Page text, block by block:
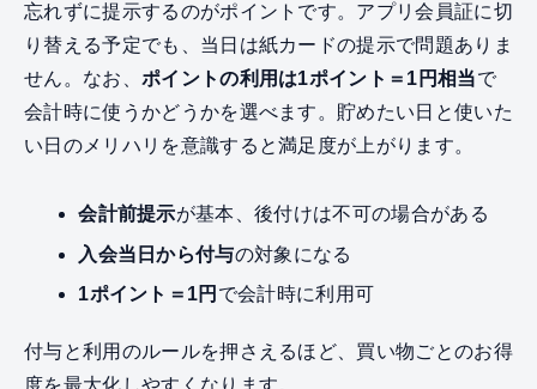
忘れずに提示するのがポイントです。アプリ会員証に切
り替える予定でも、当日は紙カードの提示で問題ありま
せん。なお、 ポイントの利用は1ポイント＝1円相当で
会計時に使うかどうかを選べます。貯めたい日と使いた
い日のメリハリを意識すると満足度が上がります。
会計前提示が基本、後付けは不可の場合がある
入会当日から付与の対象になる
1ポイント＝1円 で会計時に利用可
付与と利用のルールを押さえるほど、買い物ごとのお得
度を最大化しやすくなります。